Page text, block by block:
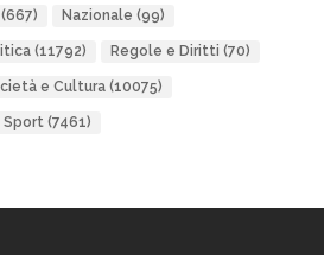
(667) Nazionale (99)
(11792) Regole e Diritti (70)
e Cultura(10075)
Sport(7461)